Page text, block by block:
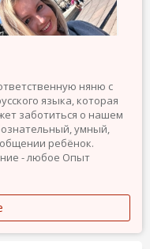
няню с
языка, которая
заботиться о нашем
умный,
ребёнок.
- любое Опыт